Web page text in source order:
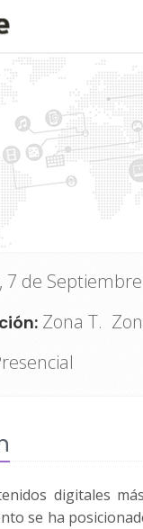
7 de
Zona T.
digitales
se ha